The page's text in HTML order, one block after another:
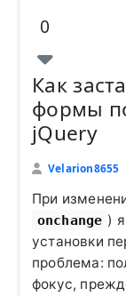
0
Как
формы
jQuery
Velarion8655
При
onchange )
установки
проблема:
фокус,